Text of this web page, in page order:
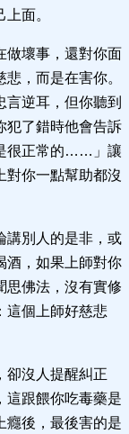
面。
做壞事，還對你面
，而是在害你。
逆耳，但你聽到
犯了錯時他會告訴
很正常的……」讓
對你一點幫助都沒
講別人的是非，或
酒，如果上師對你
思佛法，沒有實修
這個上師好慈悲
卻沒人提醒糾正
這跟餵你吃毒藥是
癮後，最後害的是